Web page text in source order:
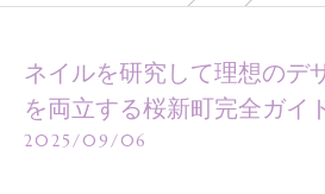
ネイルを研究して理想のデ
を両立する桜新町完全ガイ
2025/09/06